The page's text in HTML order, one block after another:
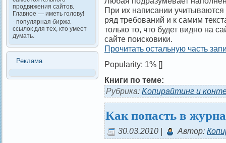
продвижения сайтов.
Главное — иметь голову!
- популярная биржа
ссылок для тех, кто умеет
думать.
Реклама
При их написании
ряд требований и к самим
только то, что будет видно на
сайте поисковики.
Прочитать остальную часть
Popularity: 1% []
Книги по теме:
Рубрика: Kопирайтинг и
Как попасть в
30.03.2010 | Автор: